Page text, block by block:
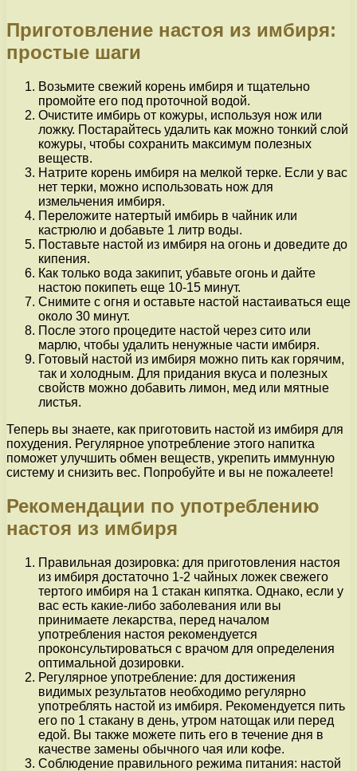
Приготовление настоя из имбиря:
простые шаги
Возьмите свежий корень имбиря и тщательно
промойте его под проточной водой.
Очистите имбирь от кожуры, используя нож или
ложку. Постарайтесь удалить как можно тонкий слой
кожуры, чтобы сохранить максимум полезных
веществ.
Натрите корень имбиря на мелкой терке. Если у вас
нет терки, можно использовать нож для
измельчения имбиря.
Переложите натертый имбирь в чайник или
кастрюлю и добавьте 1 литр воды.
Поставьте настой из имбиря на огонь и доведите до
кипения.
Как только вода закипит, убавьте огонь и дайте
настою покипеть еще 10-15 минут.
Снимите с огня и оставьте настой настаиваться еще
около 30 минут.
После этого процедите настой через сито или
марлю, чтобы удалить ненужные части имбиря.
Готовый настой из имбиря можно пить как горячим,
так и холодным. Для придания вкуса и полезных
свойств можно добавить лимон, мед или мятные
листья.
Теперь вы знаете, как приготовить настой из имбиря для
похудения. Регулярное употребление этого напитка
поможет улучшить обмен веществ, укрепить иммунную
систему и снизить вес. Попробуйте и вы не пожалеете!
Рекомендации по употреблению
настоя из имбиря
Правильная дозировка: для приготовления настоя
из имбиря достаточно 1-2 чайных ложек свежего
тертого имбиря на 1 стакан кипятка. Однако, если у
вас есть какие-либо заболевания или вы
принимаете лекарства, перед началом
употребления настоя рекомендуется
проконсультироваться с врачом для определения
оптимальной дозировки.
Регулярное употребление: для достижения
видимых результатов необходимо регулярно
употреблять настой из имбиря. Рекомендуется пить
его по 1 стакану в день, утром натощак или перед
едой. Вы также можете пить его в течение дня в
качестве замены обычного чая или кофе.
Соблюдение правильного режима питания: настой